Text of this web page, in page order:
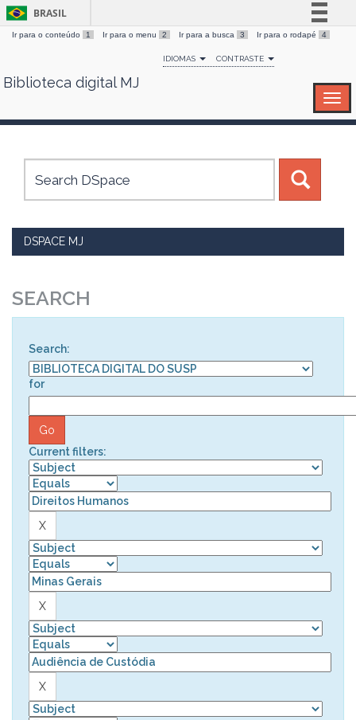
Skip
BRASIL
Simplifique!
Comunica BR
Canais
Ir para o conteúdo 1 Ir para o menu 2 Ir para a busca 3 Ir para o rodapé 4
IDIOMAS CONTRASTE
Biblioteca digital MJ
DSPACE MJ
SEARCH
Search:
for
Current filters: